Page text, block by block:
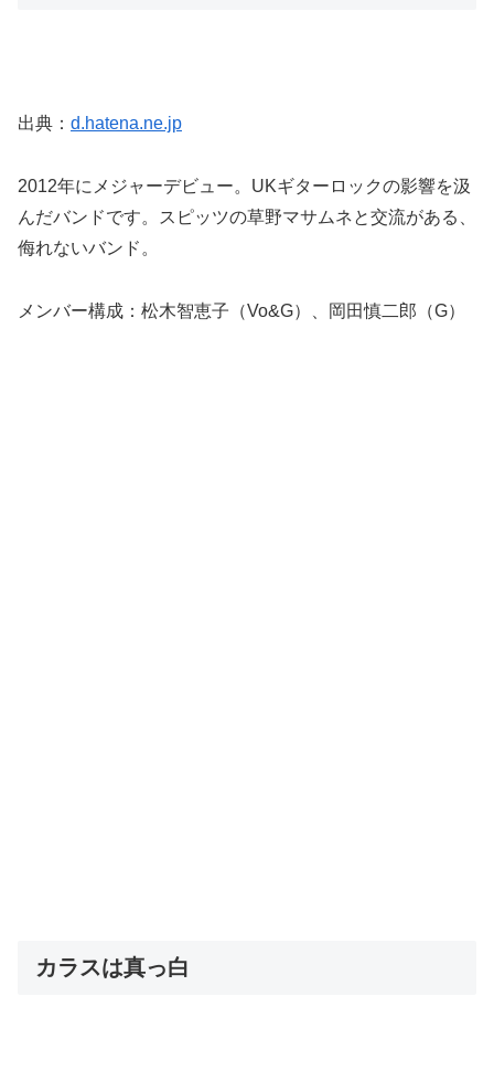
出典： d.hatena.ne.jp
2012年にメジャーデビュー。UKギターロックの影響を汲
んだバンドです。スピッツの草野マサムネと交流がある、
侮れないバンド。
メンバー構成：松木智恵子（Vo&G）、岡田慎二郎（G）
カラスは真っ白